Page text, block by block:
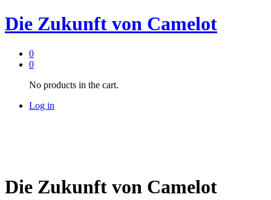
Die Zukunft von Camelot
0
0
No products in the cart.
Log in
Die Zukunft von Camelot